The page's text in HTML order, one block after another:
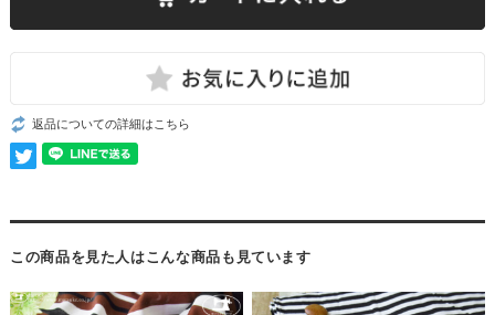
返品についての詳細はこちら
この商品を見た人はこんな商品も見ています